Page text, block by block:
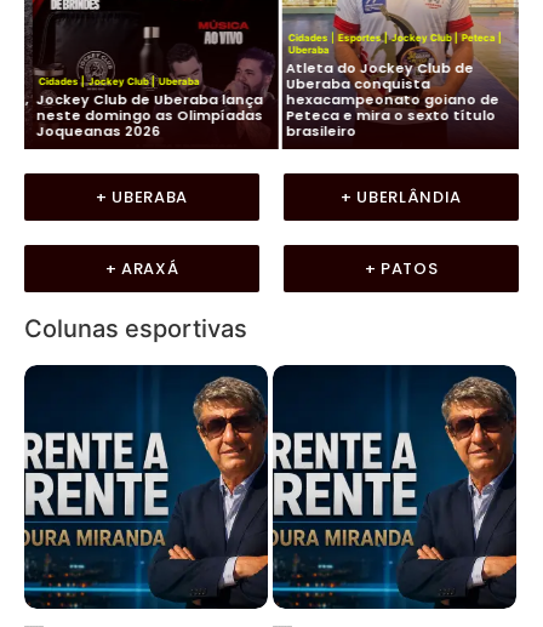
Cidades| Jockey Club| Uberaba
Jockey Club de Uberaba lança
neste domingo as Olimpíadas
Joqueanas 2026
Cidades| Esportes| Jockey Club| Peteca|
Uberaba
Atleta do Jockey Club de
Uberaba conquista
hexacampeonato goiano de
Peteca e mira o sexto título
brasileiro
+ UBERABA + UBERLÂNDIA
+ ARAXÁ + PATOS
Colunas esportivas